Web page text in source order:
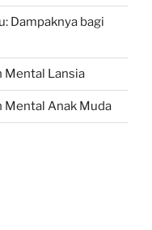
Dampaknya bagi
Mental Lansia
Mental Anak Muda